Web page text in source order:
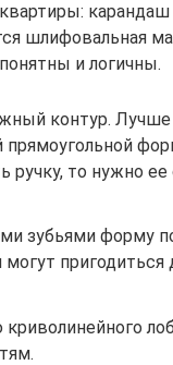
шлифовальная
и логичны.
контур.
прямоугольной
то нужно
зубьями форму
пригодиться